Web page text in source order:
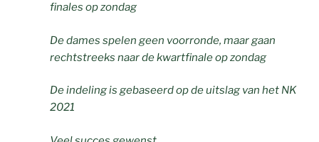
finales op zondag
De dames spelen geen voorronde, maar gaan
rechtstreeks naar de kwartfinale op zondag
De indeling is gebaseerd op de uitslag van het NK
2021